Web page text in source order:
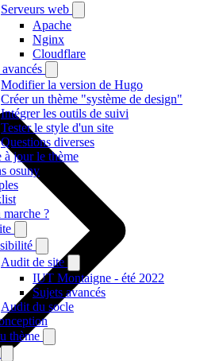
Serveurs web
Apache
Nginx
Cloudflare
Modifier la version de Hugo
Créer un thème "système de design"
Intégrer les outils de suivi
Tester le style d'un site
Questions diverses
à jour le thème
osuny
marche ?
Audit de site
IUT Montaigne - été 2022
Sujets avancés
Audit du socle
thème